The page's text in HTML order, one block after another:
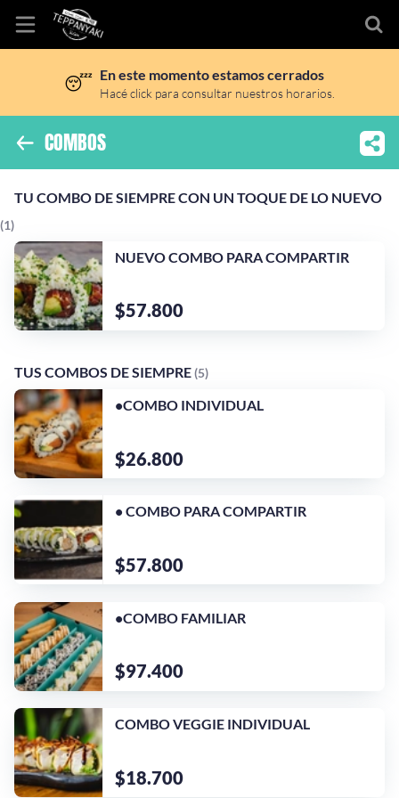
Inicio
Ubicación
Instagram
¡Quiero una
tienda así para mi
emprendimiento!
😴 En este momento estamos cerrados
Hacé click para consultar nuestros horarios.
COMBOS
TU COMBO DE SIEMPRE CON UN TOQUE DE LO NUEVO
(1)
NUEVO COMBO PARA COMPARTIR
$57.800
TUS COMBOS DE SIEMPRE(5)
•COMBO INDIVIDUAL
$26.800
• COMBO PARA COMPARTIR
$57.800
•COMBO FAMILIAR
$97.400
COMBO VEGGIE INDIVIDUAL
$18.700